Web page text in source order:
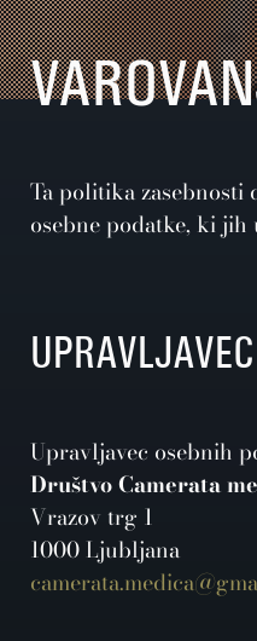
Ta politika zasebnosti
osebne podatke, ki
Upravljavec osebnih
Društvo Camerata
Vrazov trg 1
1000 Ljubljana